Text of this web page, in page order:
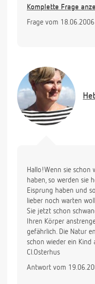
ja jedenfalls will ich
nach diesen acht
ich habe schiss
errechnet wann ich
nämlich nicht genau
eingesetzt hatte.
sex-tagen sehr
Komplette Frage
Frage vom 18.06.2006
Hallo!Wenn sie schon
haben, so werden sie
Eisprung haben und
lieber noch warten
Sie jetzt schon
Ihren Körper
gefährlich. Die Natur
schon wieder ein Kind
Cl.Osterhus
Antwort vom